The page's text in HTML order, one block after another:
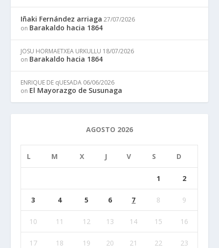
Iñaki Fernández arriaga 27/07/2026
on Barakaldo hacia 1864
JOSU HORMAETXEA URKULLU 18/07/2026
on Barakaldo hacia 1864
ENRIQUE DE qUESADA 06/06/2026
on El Mayorazgo de Susunaga
AGOSTO 2026
L M X J V S D
1 2
3 4 5 6 7 8 9
10 11 12 13 14 15 16
17 18 19 20 21 22 23